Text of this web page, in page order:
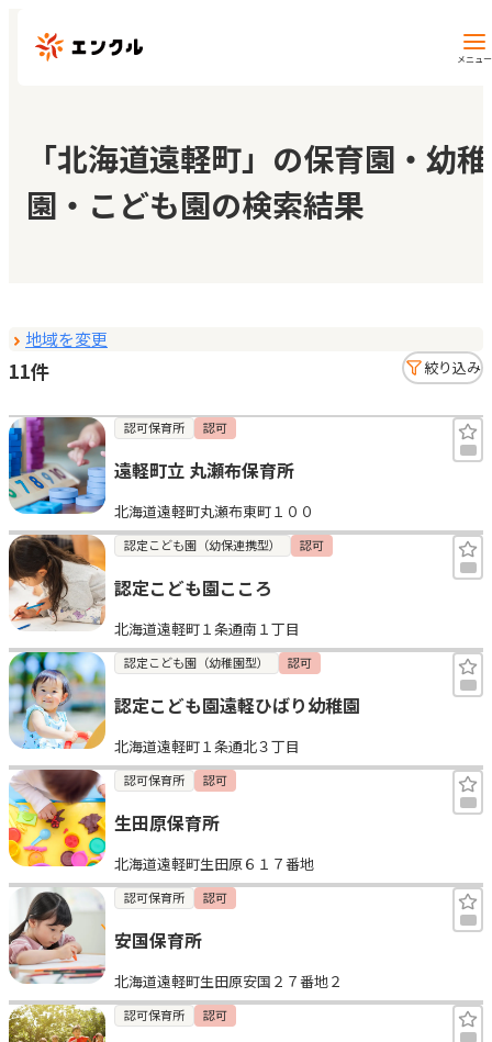
メニュー
保育園・幼稚園を探す
地図から探す
マイページ
お気に入り
見学日記
メッセージ
おすすめの園
エンクルの特徴と活用方法
コラム
お知らせ
「北海道遠軽町」の保育園・幼稚
園・こども園の検索結果
地域を変更
11件 絞り込み
認可保育所 認可
遠軽町立 丸瀬布保育所
北海道遠軽町丸瀬布東町１００
認定こども園（幼保連携型） 認可
認定こども園こころ
北海道遠軽町１条通南１丁目
認定こども園（幼稚園型） 認可
認定こども園遠軽ひばり幼稚園
北海道遠軽町１条通北３丁目
認可保育所 認可
生田原保育所
北海道遠軽町生田原６１７番地
認可保育所 認可
安国保育所
北海道遠軽町生田原安国２７番地２
認可保育所 認可